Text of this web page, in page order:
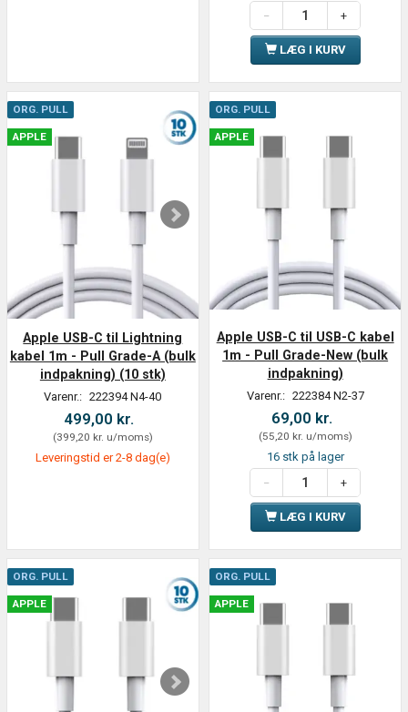
LÆG I KURV
ORG. PULL
APPLE
Apple USB-C til Lightning
kabel 1m - Pull Grade-A (bulk
indpakning) (10 stk)
Varenr.: 222394 N4-40
499,00 kr.
(399,20 kr. u/moms)
Leveringstid er 2-8 dag(e)
ORG. PULL
APPLE
Apple USB-C til USB-C kabel
1m - Pull Grade-New (bulk
indpakning)
Varenr.: 222384 N2-37
69,00 kr.
(55,20 kr. u/moms)
16 stk på lager
LÆG I KURV
ORG. PULL
APPLE
ORG. PULL
APPLE